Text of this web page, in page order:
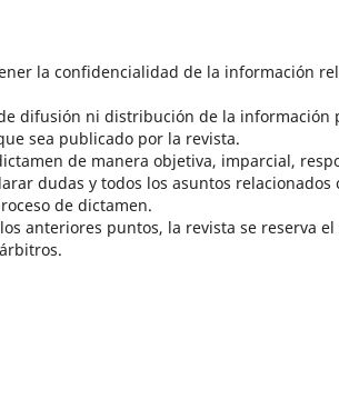
la confidencialidad de la información
difusión ni distribución de la información
sea publicado por la revista.
de manera objetiva, imparcial,
dudas y todos los asuntos
de dictamen.
anteriores puntos, la revista se reserva